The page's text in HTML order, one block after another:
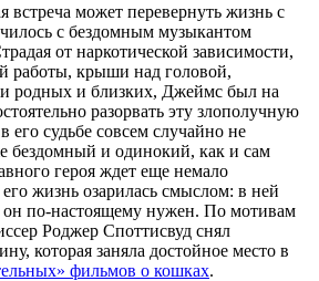
встреча может перевернуть жизнь с
с бездомным музыкантом
от наркотической зависимости,
работы, крыши над головой,
родных и близких, Джеймс был на
разорвать эту злополучную
его судьбе совсем случайно не
бездомный и одинокий, как и сам
героя ждет еще немало
жизнь озарилась смыслом: в ней
он по-настоящему нужен. По мотивам
Роджер Споттисвуд снял
которая заняла достойное место в
фильмов о кошках.